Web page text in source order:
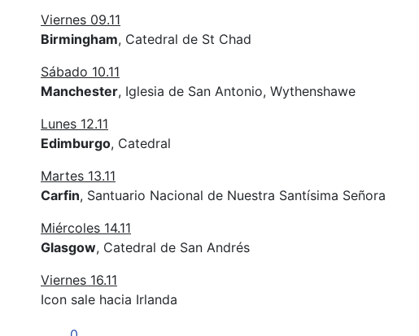
Viernes 09.11
Birmingham, Catedral de St Chad
Sábado 10.11
Manchester, Iglesia de San Antonio, Wythenshawe
Lunes 12.11
Edimburgo, Catedral
Martes 13.11
Carfin, Santuario Nacional de Nuestra Santísima Señora
Miércoles 14.11
Glasgow, Catedral de San Andrés
Viernes 16.11
Icon sale hacia Irlanda